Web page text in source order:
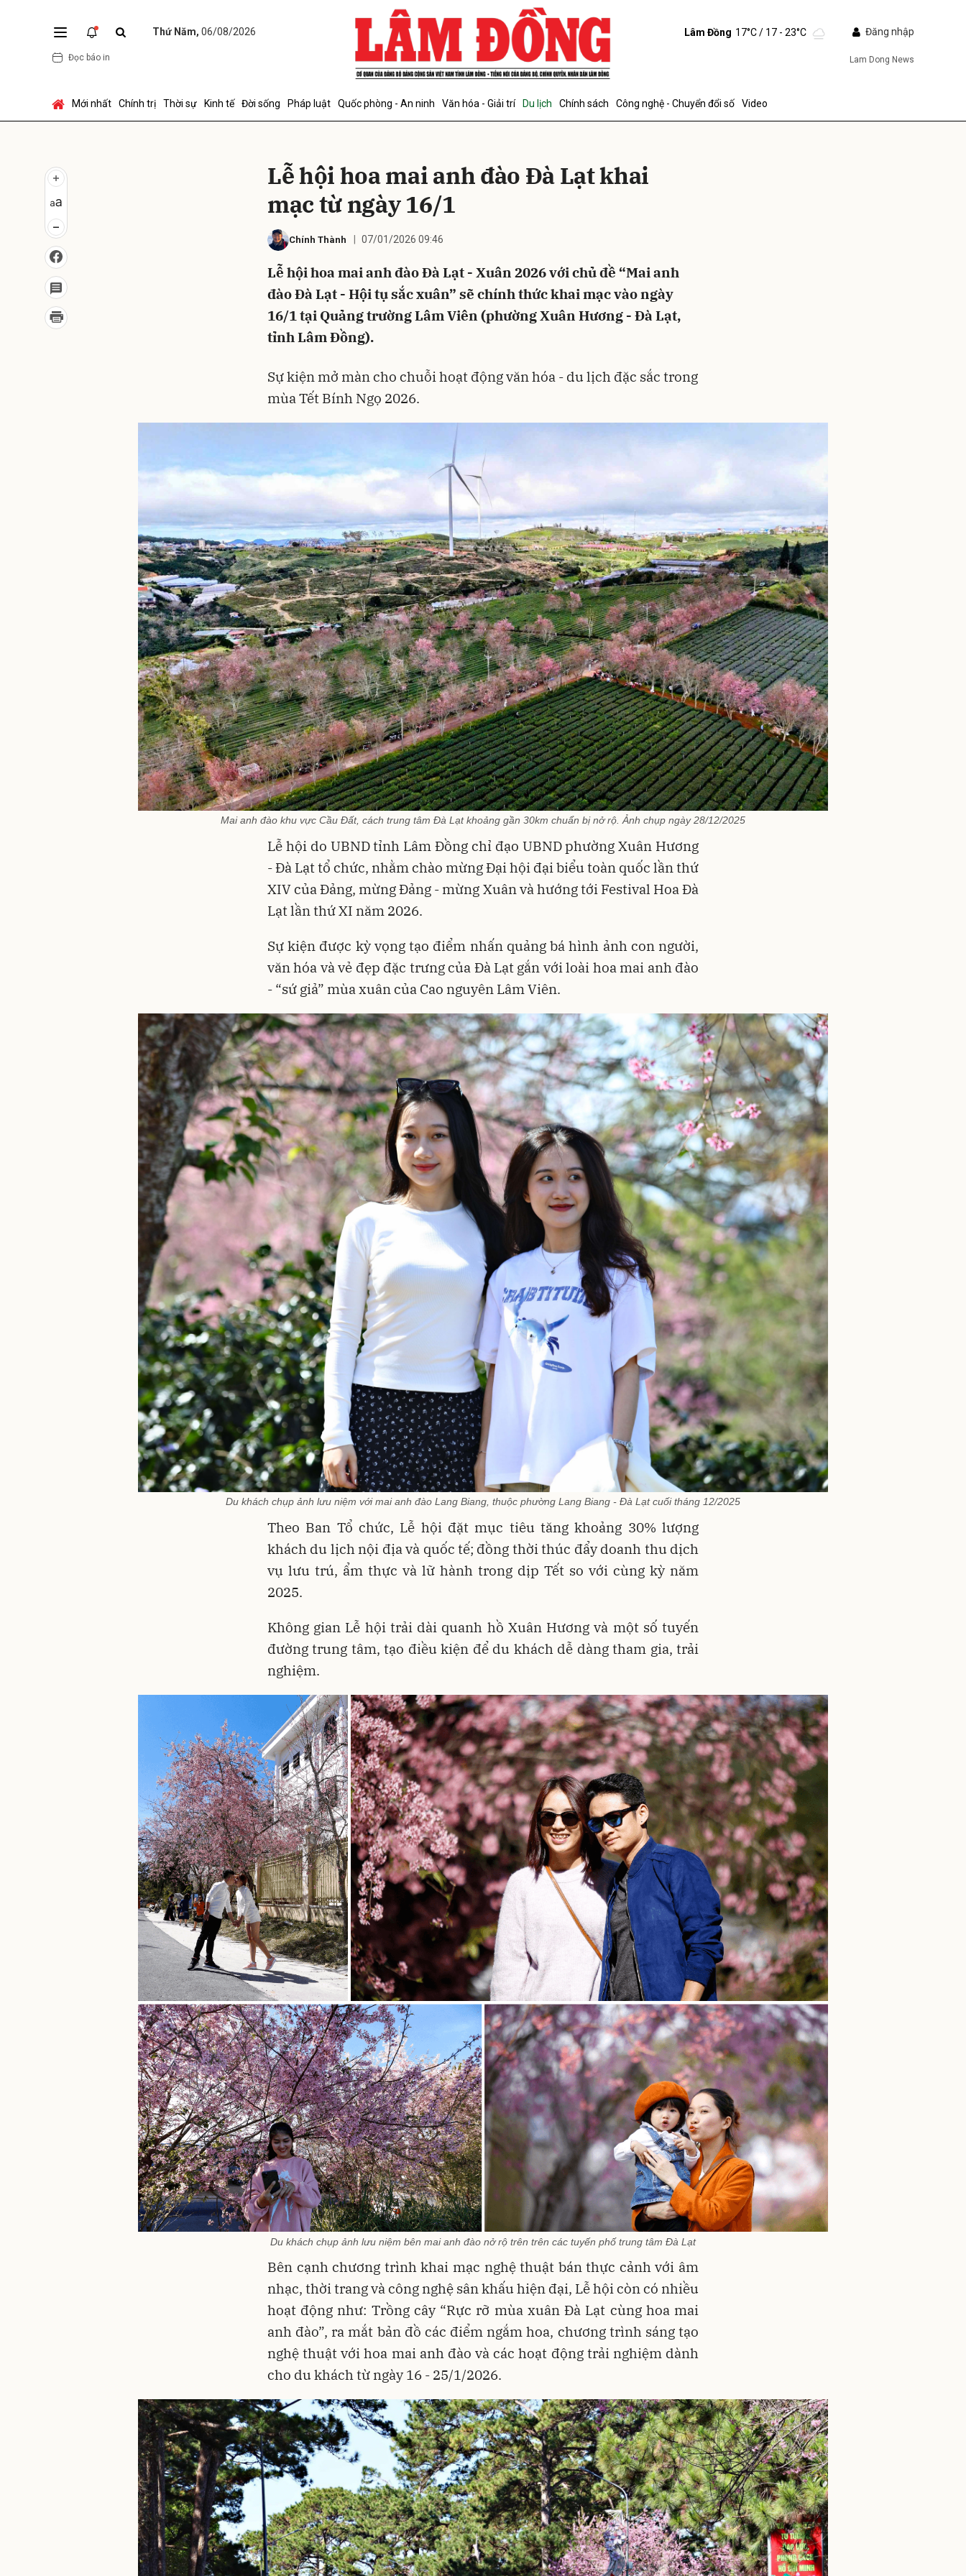
Thứ Năm, 06/08/2026
Đọc báo in
Lâm Đồng 17°C/ 17 - 23°C Đăng nhập
Lam Dong News
Mới nhất Chính trị Thời sự Kinh tế Đời sống Pháp luật Quốc phòng - An ninh Văn hóa - Giải trí Du lịch Chính sách Công nghệ - Chuyển đổi số Video
Lễ hội hoa mai anh đào Đà Lạt khai
mạc từ ngày 16/1
Chính Thành 07/01/2026 09:46
Lễ hội hoa mai anh đào Đà Lạt - Xuân 2026 với chủ đề “Mai anh
đào Đà Lạt - Hội tụ sắc xuân” sẽ chính thức khai mạc vào ngày
16/1 tại Quảng trường Lâm Viên (phường Xuân Hương - Đà Lạt,
tỉnh Lâm Đồng).
Sự kiện mở màn cho chuỗi hoạt động văn hóa - du lịch đặc sắc trong
mùa Tết Bính Ngọ 2026.
Mai anh đào khu vực Cầu Đất, cách trung tâm Đà Lạt khoảng gần 30km chuẩn bị nở rộ. Ảnh chụp ngày 28/12/2025
Lễ hội do UBND tỉnh Lâm Đồng chỉ đạo UBND phường Xuân Hương
- Đà Lạt tổ chức, nhằm chào mừng Đại hội đại biểu toàn quốc lần thứ
XIV của Đảng, mừng Đảng - mừng Xuân và hướng tới Festival Hoa Đà
Lạt lần thứ XI năm 2026.
Sự kiện được kỳ vọng tạo điểm nhấn quảng bá hình ảnh con người,
văn hóa và vẻ đẹp đặc trưng của Đà Lạt gắn với loài hoa mai anh đào
- “sứ giả” mùa xuân của Cao nguyên Lâm Viên.
Du khách chụp ảnh lưu niệm với mai anh đào Lang Biang, thuộc phường Lang Biang - Đà Lạt cuối tháng 12/2025
Theo Ban Tổ chức, Lễ hội đặt mục tiêu tăng khoảng 30% lượng
khách du lịch nội địa và quốc tế; đồng thời thúc đẩy doanh thu dịch
vụ lưu trú, ẩm thực và lữ hành trong dịp Tết so với cùng kỳ năm
2025.
Không gian Lễ hội trải dài quanh hồ Xuân Hương và một số tuyến
đường trung tâm, tạo điều kiện để du khách dễ dàng tham gia, trải
nghiệm.
Du khách chụp ảnh lưu niệm bên mai anh đào nở rộ trên trên các tuyến phố trung tâm Đà Lạt
Bên cạnh chương trình khai mạc nghệ thuật bán thực cảnh với âm
nhạc, thời trang và công nghệ sân khấu hiện đại, Lễ hội còn có nhiều
hoạt động như: Trồng cây “Rực rỡ mùa xuân Đà Lạt cùng hoa mai
anh đào”, ra mắt bản đồ các điểm ngắm hoa, chương trình sáng tạo
nghệ thuật với hoa mai anh đào và các hoạt động trải nghiệm dành
cho du khách từ ngày 16 - 25/1/2026.
Gửi bình luận